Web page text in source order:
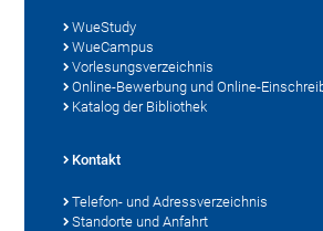
WueStudy
WueCampus
Vorlesungsverzeichnis
Online-Bewerbung und Online-
Katalog der Bibliothek
Kontakt
Telefon- und Adressverzeichnis
Standorte und Anfahrt